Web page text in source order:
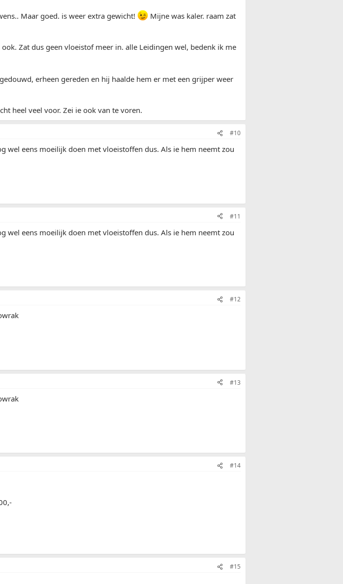
Maar goed. is weer extra gewicht!
Mijne was kaler. raam zat
Zat dus geen vloeistof meer in. alle Leidingen wel, bedenk ik me
erheen gereden en hij haalde hem er met een grijper weer
heel veel voor. Zei ie ook van te voren.
#10
wel eens moeilijk doen met vloeistoffen dus. Als ie hem neemt zou
#11
wel eens moeilijk doen met vloeistoffen dus. Als ie hem neemt zou
#12
#13
#14
#15